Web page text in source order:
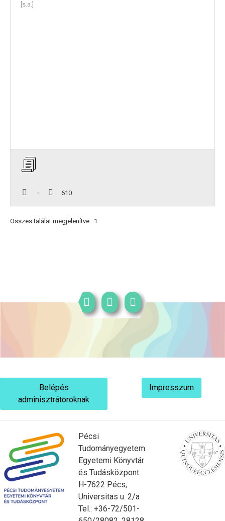
[s.a.]
610
Összes találat megjelenítve : 1
Belépés
adminisztrátoroknak
Impresszum
Pécsi
Tudományegyetem
Egyetemi Könyvtár
és Tudásközpont
H-7622 Pécs,
Universitas u. 2/a
Tel.: +36-72/501-